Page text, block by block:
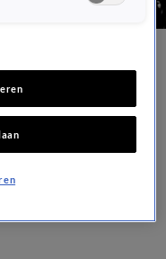
van
'Voor